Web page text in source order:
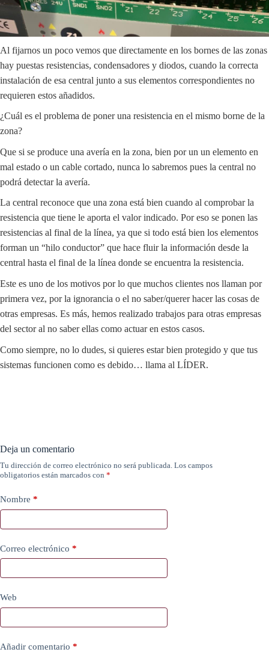
Al fijarnos un poco vemos que directamente en los bornes de las zonas
hay puestas resistencias, condensadores y diodos, cuando la correcta
instalación de esa central junto a sus elementos correspondientes no
requieren estos añadidos.
¿Cuál es el problema de poner una resistencia en el mismo borne de la
zona?
Que si se produce una avería en la zona, bien por un un elemento en
mal estado o un cable cortado, nunca lo sabremos pues la central no
podrá detectar la avería.
La central reconoce que una zona está bien cuando al comprobar la
resistencia que tiene le aporta el valor indicado. Por eso se ponen las
resistencias al final de la línea, ya que si todo está bien los elementos
forman un “hilo conductor” que hace fluir la información desde la
central hasta el final de la línea donde se encuentra la resistencia.
Este es uno de los motivos por lo que muchos clientes nos llaman por
primera vez, por la ignorancia o el no saber/querer hacer las cosas de
otras empresas. Es más, hemos realizado trabajos para otras empresas
del sector al no saber ellas como actuar en estos casos.
Como siempre, no lo dudes, si quieres estar bien protegido y que tus
sistemas funcionen como es debido… llama al LÍDER.
Deja un comentario
Tu dirección de correo electrónico no será publicada. Los campos
obligatorios están marcados con *
Nombre *
Correo electrónico *
Web
Añadir comentario *